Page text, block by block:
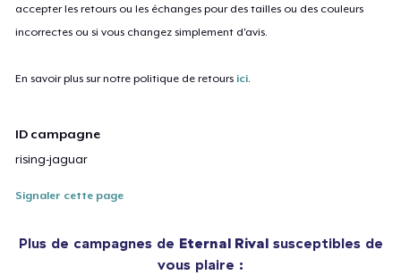
accepter les retours ou les échanges pour des tailles ou des couleurs
incorrectes ou si vous changez simplement d'avis.
En savoir plus sur notre politique de retours ici.
ID campagne
rising-jaguar
Signaler cette page
Plus de campagnes de Eternal Rivalsusceptibles de
vous plaire :